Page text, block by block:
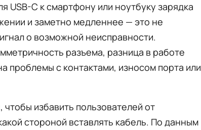
USB-C к смартфону или ноутбуку зарядка
и заметно медленнее — это не
о возможной неисправности.
разъема, разница в работе
проблемы с контактами, износом порта или
избавить пользователей от
стороной вставлять кабель. По данным